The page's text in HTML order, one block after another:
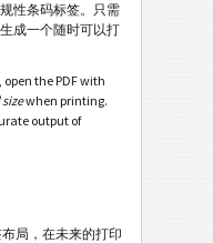
GM Europe 1724-A - Individual Containers (2001)
性条码标签。只需
成一个随时可以打
the PDF with
when printing.
output of
局，在未来的打印